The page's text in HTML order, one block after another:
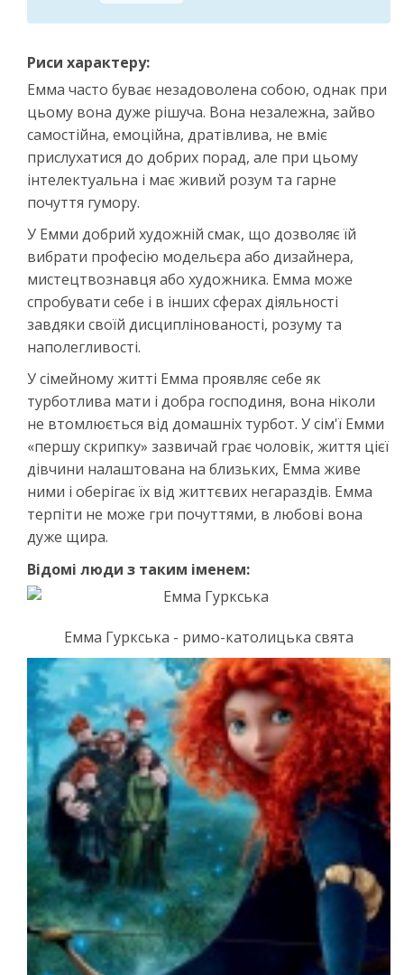
Риси характеру:
Емма часто буває незадоволена собою, однак при
цьому вона дуже рішуча. Вона незалежна, зайво
самостійна, емоційна, дратівлива, не вміє
прислухатися до добрих порад, але при цьому
інтелектуальна і має живий розум та гарне
почуття гумору.
У Емми добрий художній смак, що дозволяє їй
вибрати професію модельєра або дизайнера,
мистецтвознавця або художника. Емма може
спробувати себе і в інших сферах діяльності
завдяки своїй дисциплінованості, розуму та
наполегливості.
У сімейному житті Емма проявляє себе як
турботлива мати і добра господиня, вона ніколи
не втомлюється від домашніх турбот. У сім'ї Емми
«першу скрипку» зазвичай грає чоловік, життя цієї
дівчини налаштована на близьких, Емма живе
ними і оберігає їх від життєвих негараздів. Емма
терпіти не може гри почуттями, в любові вона
дуже щира.
Відомі люди з таким іменем:
Емма Гуркська - римо-католицька свята